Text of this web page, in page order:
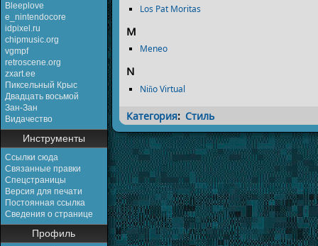
Bleeplove
e_nintendocore
idpixel.ru
chipmusic.org
vgmpf
retroscene.org
zxart.ee
Пиксельный Крыс
Двадцать восьмой
Зан-Зан
Видачество
Инструменты
Ссылки сюда
Связанные правки
Спецстраницы
Версия для печати
Постоянная ссылка
Сведения о странице
Профиль
Los Pat Moritas
M
Meneo
N
Niño Virtual
Категория: Стиль